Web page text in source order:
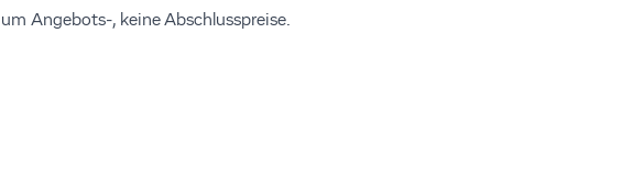
um Angebots-, keine Abschlusspreise.